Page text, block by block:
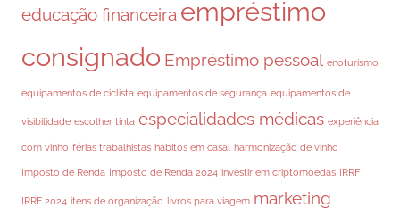
educação financeira empréstimo
consignado Empréstimo pessoal enoturismo
equipamentos de ciclista equipamentos de segurança equipamentos de
visibilidade escolher tinta especialidades médicas experiência
com vinho férias trabalhistas habitos em casal harmonização de vinho
Imposto de Renda Imposto de Renda 2024 investir em criptomoedas IRRF
IRRF 2024 itens de organização livros para viagem marketing